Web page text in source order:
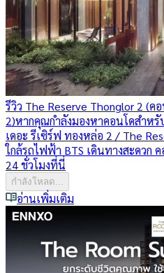
รีวิว The Reserve Thonglor 2 (ค
2)หากคุณกำลังมองหาคอนโดสำห
เดอะ รีเซิร์ฟ ทองหล่อ 2 / The
ใกล้รถไฟฟ้า BTS เดินทางสะดวก
24 ชั่วโมงที่นี่
กำลังโหลด...
อ่านเพิ่มเติม